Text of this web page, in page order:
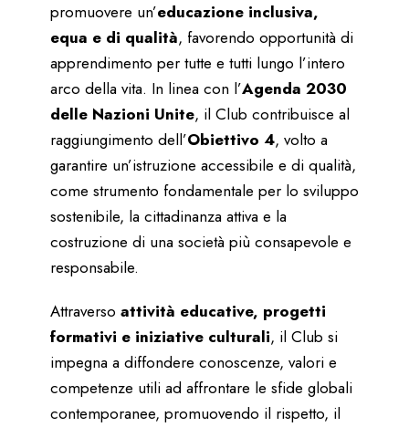
promuovere un’educazione inclusiva,
equa e di qualità, favorendo opportunità di
apprendimento per tutte e tutti lungo l’intero
arco della vita. In linea con l’Agenda 2030
delle Nazioni Unite, il Club contribuisce al
raggiungimento dell’Obiettivo 4, volto a
garantire un’istruzione accessibile e di qualità,
come strumento fondamentale per lo sviluppo
sostenibile, la cittadinanza attiva e la
costruzione di una società più consapevole e
responsabile.
Attraverso attività educative, progetti
formativi e iniziative culturali, il Club si
impegna a diffondere conoscenze, valori e
competenze utili ad affrontare le sfide globali
contemporanee, promuovendo il rispetto, il